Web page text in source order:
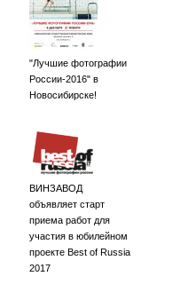
"Лучшие фотографии
России-2016" в
Новосибирске!
ВИНЗАВОД
объявляет старт
приема работ для
участия в юбилейном
проекте Best of Russia
2017